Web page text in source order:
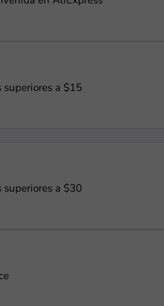
superiores a $15
superiores a $30